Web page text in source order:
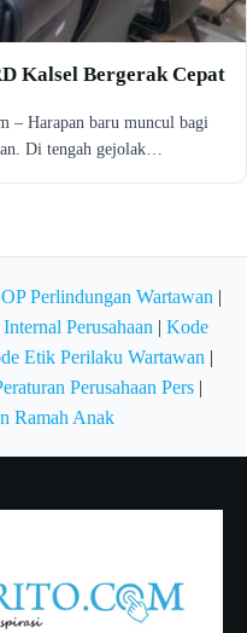
Kalsel Bergerak Cepat
– Harapan baru muncul bagi
Di tengah gejolak…
Perlindungan Wartawan|
Perusahaan| Kode
Etik Perilaku Wartawan
Perusahaan Pers|
Ramah Anak